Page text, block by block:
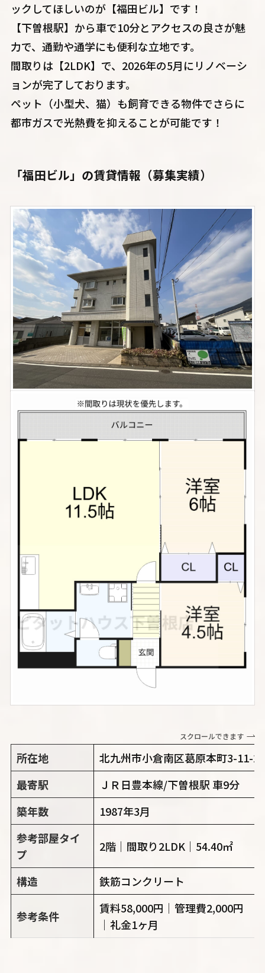
ックしてほしいのが【福田ビル】です！
【下曽根駅】から車で10分とアクセスの良さが魅
力で、通勤や通学にも便利な立地です。
間取りは【2LDK】で、2026年の5月にリノベーシ
ョンが完了しております。
ペット（小型犬、猫）も飼育できる物件でさらに
都市ガスで光熱費を抑えることが可能です！
「福田ビル」 の賃貸情報（募集実績）
スクロールできます
所在地
北九州市小倉南区葛原本町3-11-27
最寄駅
ＪＲ日豊本線/下曽根駅 車9分
築年数
1987年3月
参考部屋タイ
プ
2階｜間取り2LDK｜54.40㎡
構造 鉄筋コンクリート
参考条件
賃料58,000円｜管理費2,000円
｜礼金1ヶ月